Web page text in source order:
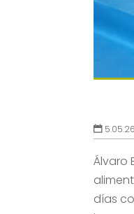
Álvaro
días